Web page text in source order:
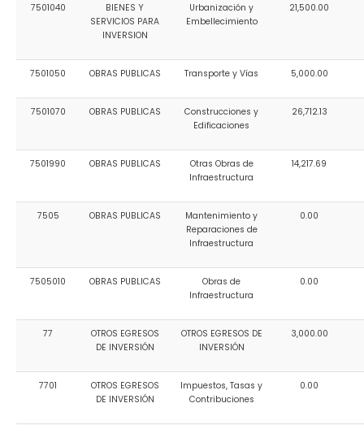
7501040
BIENES Y
SERVICIOS PARA
INVERSION
Urbanización y
Embellecimiento
21,500.00
7501050 OBRAS PUBLICAS Transporte y Vías 5,000.00
7501070 OBRAS PUBLICAS
Construcciones y
Edificaciones
26,712.13
7501990 OBRAS PUBLICAS
Otras Obras de
Infraestructura
14,217.69
7505 OBRAS PUBLICAS
Mantenimiento y
Reparaciones de
Infraestructura
0.00
7505010 OBRAS PUBLICAS
Obras de
Infraestructura
0.00
77
OTROS EGRESOS
DE INVERSIÓN
OTROS EGRESOS DE
INVERSIÓN
3,000.00
7701
OTROS EGRESOS
DE INVERSIÓN
Impuestos, Tasas y
Contribuciones
0.00